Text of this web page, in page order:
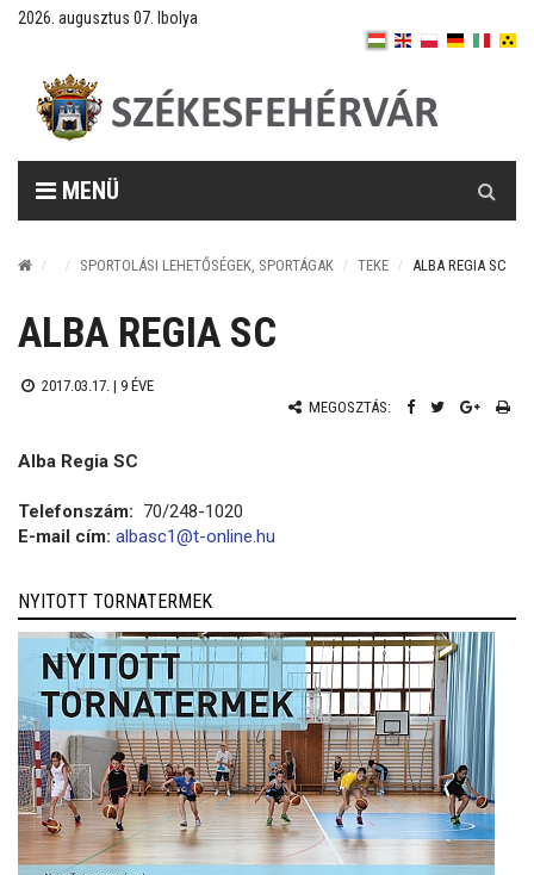
2026. augusztus 07. Ibolya
MENÜ
SPORTOLÁSI LEHETŐSÉGEK, SPORTÁGAK TEKE ALBA REGIA SC
ALBA REGIA SC
2017.03.17. | 9 ÉVE
MEGOSZTÁS:
Alba Regia SC
Telefonszám: 70/248-1020
E-mail cím: albasc1@t-online.hu
NYITOTT TORNATERMEK